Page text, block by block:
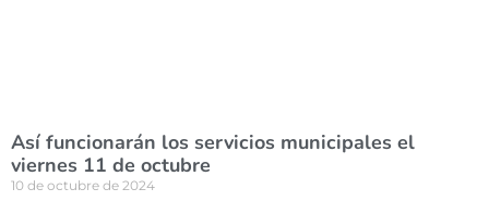
Así funcionarán los servicios municipales el
viernes 11 de octubre
10 de octubre de 2024